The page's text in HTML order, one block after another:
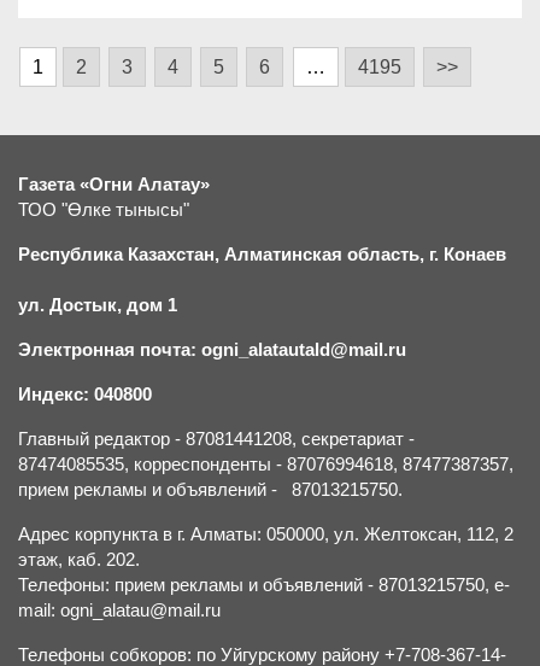
1 2 3 4 5 6 … 4195 >>
Газета «Огни Алатау»
ТОО "Өлке тынысы"
Республика Казахстан, Алматинская область, г. Конаев
ул. Достык, дом 1
Электронная почта: ogni_alatautald@mail.ru
Индекс: 040800
Главный редактор - 87081441208, секретариат -
87474085535, корреспонденты - 87076994618, 87477387357,
прием рекламы и объявлений - 87013215750.
Адрес корпункта в г. Алматы: 050000, ул. Желтоксан, 112, 2
этаж, каб. 202.
Телефоны: прием рекламы и объявлений - 87013215750, e-
mail: ogni_alatau@mail.ru
Телефоны собкоров: по Уйгурскому району +7-708-367-14-